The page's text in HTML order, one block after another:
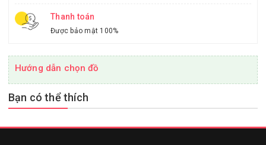
Thanh toán
Được bảo mật 100%
Hướng dẫn chọn đồ
Bạn có thể thích